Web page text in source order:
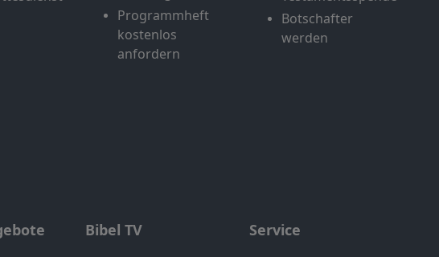
Programmheft
kostenlos
anfordern
Botschafter
werden
Bibel TV Service